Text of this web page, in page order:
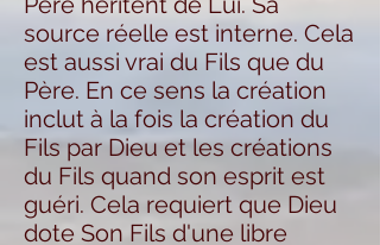
source réelle est interne. Cela
est aussi vrai du Fils que du
Père. En ce sens la création
inclut à la fois la création du
Fils par Dieu et les créations
du Fils quand son esprit est
guéri. Cela requiert que Dieu
dote Son Fils d'une libre